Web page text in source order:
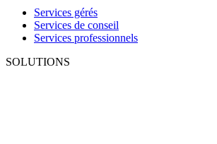
Services gérés
Services de conseil
Services professionnels
SOLUTIONS